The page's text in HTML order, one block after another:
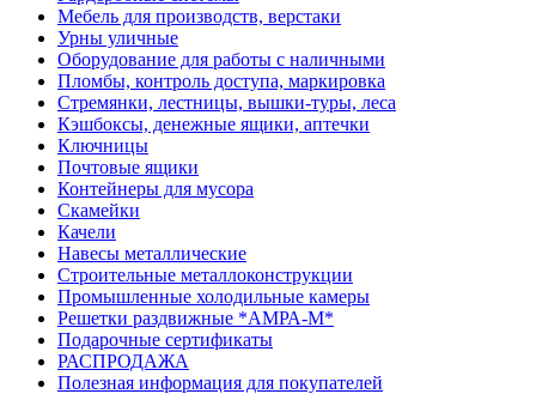
Мебель для производств, верстаки
Урны уличные
Оборудование для работы с наличными
Пломбы, контроль доступа, маркировка
Стремянки, лестницы, вышки-туры, леса
Кэшбоксы, денежные ящики, аптечки
Ключницы
Почтовые ящики
Контейнеры для мусора
Скамейки
Качели
Навесы металлические
Строительные металлоконструкции
Промышленные холодильные камеры
Решетки раздвижные *АМРА-М*
Подарочные сертификаты
РАСПРОДАЖА
Полезная информация для покупателей